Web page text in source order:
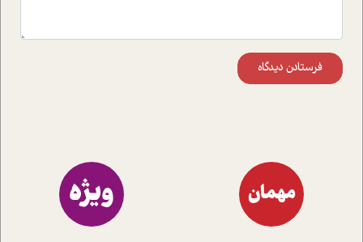
فرستادن دیدگاه
مهمان ویژه